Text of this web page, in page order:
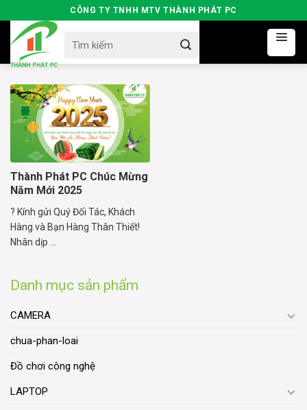
to
content
CÔNG TY TNHH MTV THÀNH PHÁT PC
for:
Danh mục sản phẩm
CAMERA
chua-phan-loai
Đồ chơi công nghệ
LAPTOP
Thành Phát PC Chúc Mừng
Năm Mới 2025
? Kính gửi Quý Đối Tác, Khách
Hàng và Bạn Hàng Thân Thiết!
Nhân dịp ...